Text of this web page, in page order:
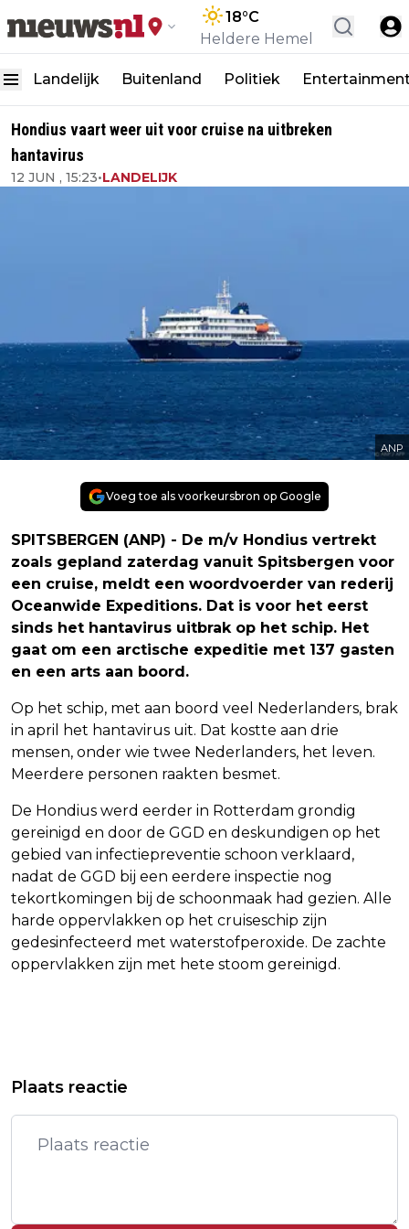
18°C
Heldere Hemel
Landelijk Buitenland Politiek
Hondius vaart weer uit voor cruise na uitbreken
hantavirus
12 JUN , 15:23•LANDELIJK
ANP
Voeg toe als voorkeursbron op Google
SPITSBERGEN (ANP) - De m/v Hondius vertrekt
zoals gepland zaterdag vanuit Spitsbergen voor
een cruise, meldt een woordvoerder van rederij
Oceanwide Expeditions. Dat is voor het eerst
sinds het hantavirus uitbrak op het schip. Het
gaat om een arctische expeditie met 137 gasten
en een arts aan boord.
Op het schip, met aan boord veel Nederlanders, brak
in april het hantavirus uit. Dat kostte aan drie
mensen, onder wie twee Nederlanders, het leven.
Meerdere personen raakten besmet.
De Hondius werd eerder in Rotterdam grondig
gereinigd en door de GGD en deskundigen op het
gebied van infectiepreventie schoon verklaard,
nadat de GGD bij een eerdere inspectie nog
tekortkomingen bij de schoonmaak had gezien. Alle
harde oppervlakken op het cruiseschip zijn
gedesinfecteerd met waterstofperoxide. De zachte
oppervlakken zijn met hete stoom gereinigd.
ONGEVAL IN ZEELAND LANGER VAST
NIALL HORAN VOOR DERDE KEER OP
NUMMER 1 IN ALBUM TOP 100
Plaats reactie